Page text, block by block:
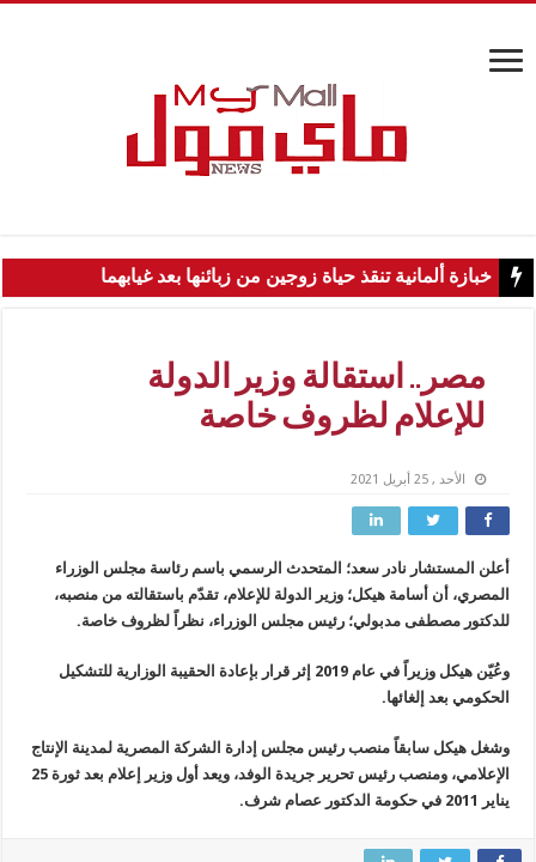
خبازة ألمانية تنقذ حياة زوجين من زبائنها بعد غيابهما
مصر.. استقالة وزير الدولة
للإعلام لظروف خاصة
الأحد , 25 أبريل 2021
أعلن المستشار نادر سعد؛ المتحدث الرسمي باسم رئاسة مجلس الوزراء
المصري، أن أسامة هيكل؛ وزير الدولة للإعلام، تقدّم باستقالته من منصبه،
للدكتور مصطفى مدبولي؛ رئيس مجلس الوزراء، نظراً لظروف خاصة.
وعُيّن هيكل وزيراً في عام 2019 إثر قرار بإعادة الحقيبة الوزارية للتشكيل
الحكومي بعد إلغائها.
وشغل هيكل سابقاً منصب رئيس مجلس إدارة الشركة المصرية لمدينة الإنتاج
الإعلامي، ومنصب رئيس تحرير جريدة الوفد، ويعد أول وزير إعلام بعد ثورة 25
يناير 2011 في حكومة الدكتور عصام شرف.